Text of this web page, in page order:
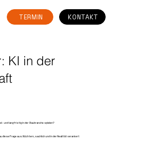
TERMIN KONTAKT
KI in der
und langfristig in der Baubranche spielen?
diese Frage aus: Nüchtern, sachlich und in der Realität verankert